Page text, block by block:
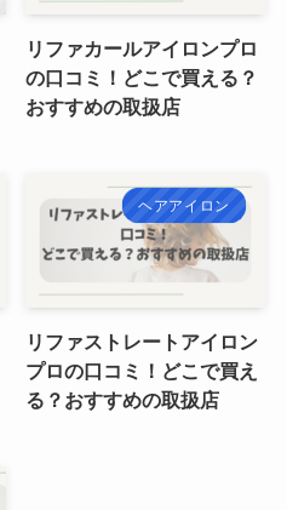
リファカールアイロンプロ
の口コミ！どこで買える？
おすすめの取扱店
ヘアアイロン
リファストレートアイロン
プロの口コミ！どこで買え
る？おすすめの取扱店